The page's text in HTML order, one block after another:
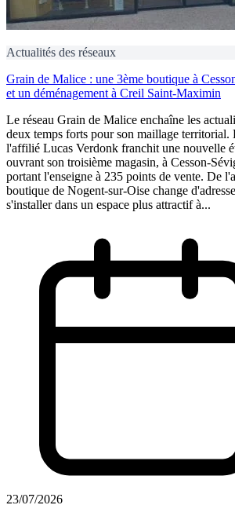
Actualités des réseaux
Grain de Malice : une 3ème boutique à
et un déménagement à Creil Saint-Maximin
Le réseau Grain de Malice enchaîne les
deux temps forts pour son maillage territorial.
l'affilié Lucas Verdonk franchit une nouvelle
ouvrant son troisième magasin, à Cesson-
portant l'enseigne à 235 points de vente. De
boutique de Nogent-sur-Oise change
s'installer dans un espace plus attractif à...
23/07/2026